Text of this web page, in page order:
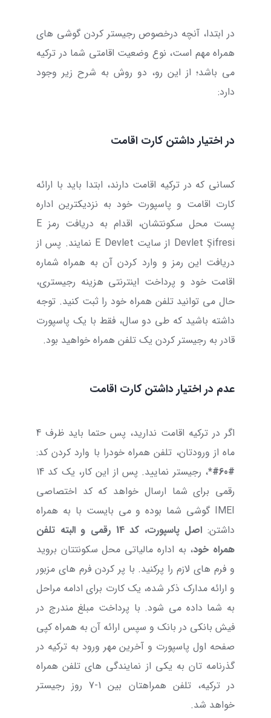
در ابتدا، آنچه درخصوص رجیستر کردن گوشی های
همراه مهم است، نوع وضعیت اقامتی شما در ترکیه
می باشد؛ از این رو، دو روش به شرح زیر وجود
دارد:
در اختیار داشتن کارت اقامت
کسانی که در ترکیه اقامت دارند، ابتدا باید با ارائه
کارت اقامت و پاسپورت خود به نزدیکترین اداره
پست محل سکونتشان، اقدام به دریافت رمز E
Devlet Şifresi از سایت
E Devlet نمایند. پس از
دریافت این رمز و وارد کردن آن به همراه شماره
اقامت خود و پرداخت اینترنتی هزینه رجیستری،
حال می توانید تلفن همراه خود را ثبت کنید. توجه
داشته باشید که طی دو سال، فقط با یک پاسپورت
قادر به رجیستر کردن یک تلفن همراه خواهید بود.
عدم در اختیار داشتن کارت اقامت
اگر در ترکیه اقامت ندارید، پس حتما باید ظرف 4
ماه از ورودتان، تلفن همراه خودرا با وارد کردن کد:
#60#*
، رجیستر نمایید. پس از این کار، یک کد 14
رقمی برای شما ارسال خواهد که کد اختصاصی
IMEI گوشی شما بوده و می بایست با به همراه
داشتن:
اصل پاسپورت، کد 14 رقمی و البته تلفن
همراه خود، به اداره مالیاتی محل سکونتتان بروید
و فرم های لازم را پرکنید. با پر کردن فرم های مزبور
و ارائه مدارک ذکر شده، یک کارت برای ادامه مراحل
به شما داده می شود. با پرداخت مبلغ مندرج در
فیش بانکی در بانک و سپس ارائه آن به همراه کپی
صفحه اول پاسپورت و آخرین مهر ورود به ترکیه در
گذرنامه تان به یکی از نمایندگی های تلفن همراه
در ترکیه، تلفن همراهتان بین 1-7 روز رجیستر
خواهد شد.